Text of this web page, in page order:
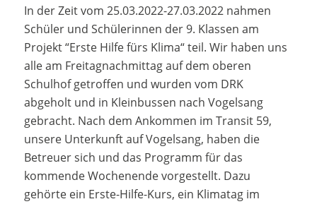
In der Zeit vom 25.03.2022-27.03.2022 nahmen
Schüler und Schülerinnen der 9. Klassen am
Projekt “Erste Hilfe fürs Klima“ teil. Wir haben uns
alle am Freitagnachmittag auf dem oberen
Schulhof getroffen und wurden vom DRK
abgeholt und in Kleinbussen nach Vogelsang
gebracht. Nach dem Ankommen im Transit 59,
unsere Unterkunft auf Vogelsang, haben die
Betreuer sich und das Programm für das
kommende Wochenende vorgestellt. Dazu
gehörte ein Erste-Hilfe-Kurs, ein Klimatag im